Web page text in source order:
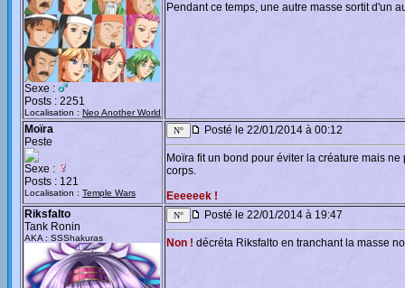
Sexe :
Posts : 2251
Localisation : Neo Another World
Pendant ce temps, une autre masse sortit d'un
Moïra
Peste
Sexe :
Posts : 121
Localisation : Temple Wars
Posté le 22/01/2014 à 00:12
Moïra fit un bond pour éviter la créature mais
corps.
Eeeeeek !
Riksfalto
Tank Ronin
AKA : SSShakuras
Posté le 22/01/2014 à 19:47
Non ! décréta Riksfalto en tranchant la masse